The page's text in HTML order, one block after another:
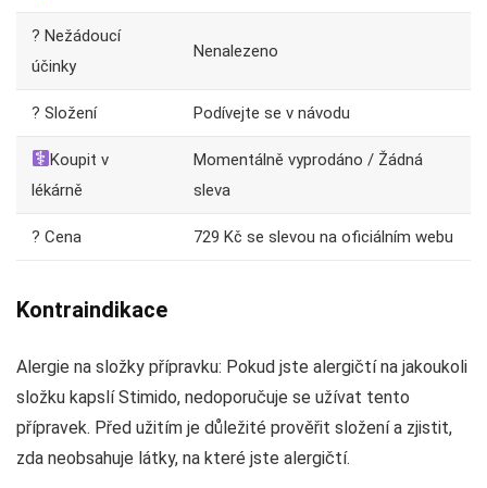
? Nežádoucí
účinky
Nenalezeno
? Složení Podívejte se v návodu
Koupit v
lékárně
Momentálně vyprodáno / Žádná
sleva
? Cena 729 Kč se slevou na oficiálním webu
Kontraindikace
Alergie na složky přípravku: Pokud jste alergičtí na jakoukoli
složku kapslí Stimido, nedoporučuje se užívat tento
přípravek. Před užitím je důležité prověřit složení a zjistit,
zda neobsahuje látky, na které jste alergičtí.